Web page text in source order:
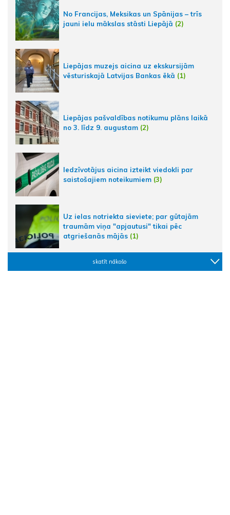
No Francijas, Meksikas un Spānijas – trīs
jauni ielu mākslas stāsti Liepājā (2)
Liepājas muzejs aicina uz ekskursijām
vēsturiskajā Latvijas Bankas ēkā (1)
Liepājas pašvaldības notikumu plāns laikā
no 3. līdz 9. augustam (2)
Iedzīvotājus aicina izteikt viedokli par
saistošajiem noteikumiem (3)
Uz ielas notriekta sieviete; par gūtajām
traumām viņa "apjautusi" tikai pēc
atgriešanās mājās (1)
skatīt nākošo